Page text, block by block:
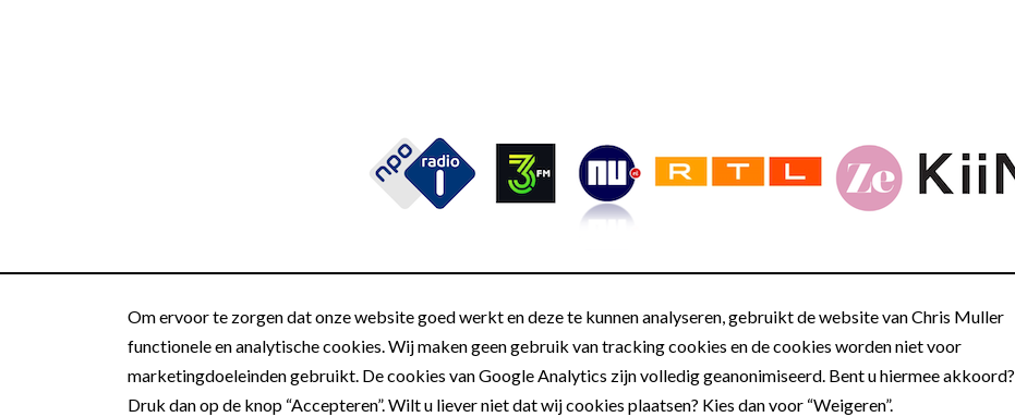
Om ervoor te zorgen dat onze website goed werkt en deze te kunnen analyseren, gebruikt de website van Chris Muller
functionele en analytische cookies. Wij maken geen gebruik van tracking cookies en de cookies worden niet voor
marketingdoeleinden gebruikt. De cookies van Google Analytics zijn volledig geanonimiseerd. Bent u hiermee akkoord?
Druk dan op de knop “Accepteren”. Wilt u liever niet dat wij cookies plaatsen? Kies dan voor “Weigeren”.